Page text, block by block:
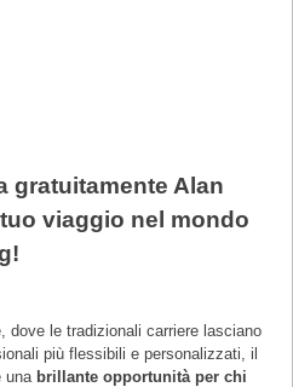
gratuitamente Alan
viaggio nel mondo
dove le tradizionali carriere lasciano
più flessibili e personalizzati, il
una brillante opportunità per chi